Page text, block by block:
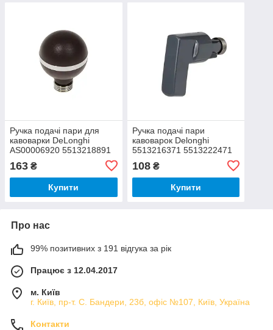
Ручка подачі пари для
кавоварки DeLonghi
AS00006920 5513218891
163 ₴
Купити
Ручка подачі пари
кавоварок Delonghi
5513216371 5513222471
108₴
Купити
Про нас
99% позитивних з 191 відгука за рік
Працює з 12.04.2017
м. Київ
г. Київ, пр-т. С. Бандери, 23б, офіс №107, Київ, Україна
Контакти